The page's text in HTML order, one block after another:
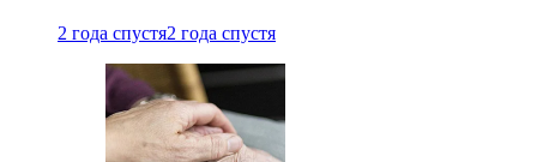
2 года спустя2 года спустя